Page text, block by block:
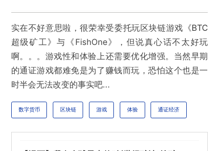
实在不好意思啦，很荣幸受委托玩区块链游戏《BTC
超级矿工》与《FishOne》，但说真心话不太好玩
啊。。。游戏性和体验上还需要优化增强。当然早期
的通证游戏都难免是为了赚钱而玩，恐怕这个也是一
时半会无法改变的事实吧...
数字货币 区块链 游戏 体验 通证经济